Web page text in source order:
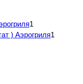
1
) Аэрогриля1